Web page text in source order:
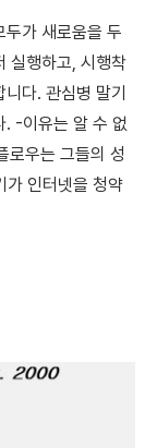
두가 새로움을 두
실행하고, 시행착
다. 관심병 말기
. -이유는 알 수 없
로우는 그들의 성
가 인터넷을 청약